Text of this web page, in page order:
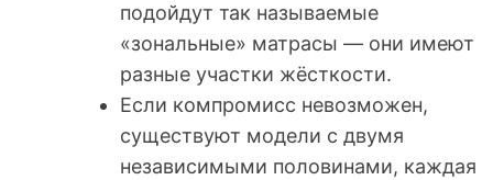
подойдут так называемые
«зональные» матрасы — они имеют
разные участки жёсткости.
Если компромисс невозможен,
существуют модели с двумя
независимыми половинами, каждая